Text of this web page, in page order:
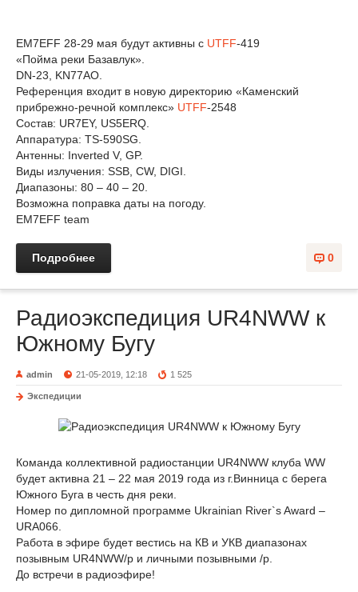
EM7EFF 28-29 мая будут активны с UTFF-419
«Пойма реки Базавлук».
DN-23, KN77AO.
Референция входит в новую директорию «Каменский
прибрежно-речной комплекс» UTFF-2548
Состав: UR7EY, US5ERQ.
Аппаратура: TS-590SG.
Антенны: Inverted V, GP.
Виды излучения: SSB, CW, DIGI.
Диапазоны: 80 – 40 – 20.
Возможна поправка даты на погоду.
EM7EFF team
0
Подробнее
Радиоэкспедиция UR4NWW к
Южному Бугу
admin 21-05-2019, 12:18 1 525
Экспедиции
Команда коллективной радиостанции UR4NWW клуба WW
будет активна 21 – 22 мая 2019 года из г.Винница с берега
Южного Буга в честь дня реки.
Номер по дипломной программе Ukrainian River`s Award –
URA066.
Работа в эфире будет вестись на КВ и УКВ диапазонах
позывным UR4NWW/p и личными позывными /p.
До встречи в радиоэфире!